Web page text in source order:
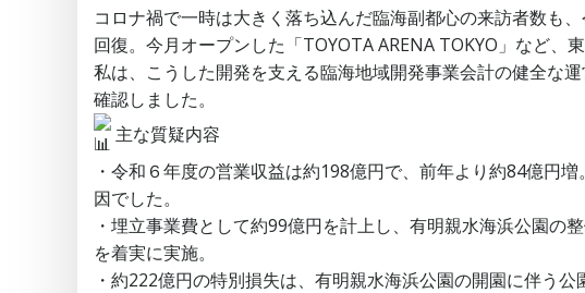
コロナ禍で一時は大きく落ち込んだ臨海副都心の来訪者数も
回復。今月オープンした「TOYOTA ARENA TOKYO」など、
私は、こうした開発を支える臨海地域開発事業会計の健全な
確認しました。
主な質疑内容
・令和６年度の営業収益は約198億円で、前年より約84億円
因でした。
・埋立事業費として約99億円を計上し、有明親水海浜公園の
を着実に実施。
・約222億円の特別損失は、有明親水海浜公園の開園に伴う